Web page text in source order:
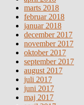
marts 2018
februar 2018
januar 2018
december 2017
november 2017
oktober 2017
september 2017
august 2017
juli 2017
juni 2017
maj 2017